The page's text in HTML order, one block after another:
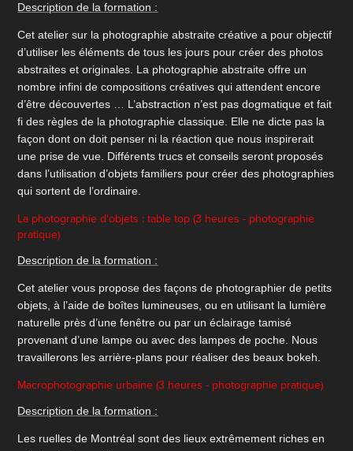
Description de la formation :
Cet atelier sur la photographie abstraite créative a pour objectif
d’utiliser les éléments de tous les jours pour créer des photos
abstraites et originales. La photographie abstraite offre un
nombre infini de compositions créatives qui attendent encore
d’être découvertes … L’abstraction n’est pas dogmatique et fait
fi des règles de la photographie classique. Elle ne dicte pas la
façon dont on doit penser ni la réaction que nous inspirerait
une prise de vue. Différents trucs et conseils seront proposés
dans l’utilisation d’objets familiers pour créer des photographies
qui sortent de l’ordinaire.
La photographie d'objets : table top (3 heures - photographie
pratique)
Description de la formation :
Cet atelier vous propose des façons de photographier de petits
objets, à l’aide de boîtes lumineuses, ou en utilisant la lumière
naturelle près d’une fenêtre ou par un éclairage tamisé
provenant d’une lampe ou avec des lampes de poche. Nous
travaillerons les arrière-plans pour réaliser des beaux bokeh.
Macrophotographie urbaine (3 heures - photographie pratique)
Description de la formation :
Les ruelles de Montréal sont des lieux extrêmement riches en